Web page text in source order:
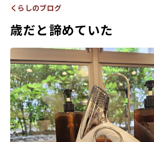
くらしのブログ
歳だと諦めていた